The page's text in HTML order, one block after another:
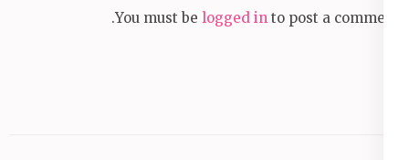
You must be logged in to post a comment.